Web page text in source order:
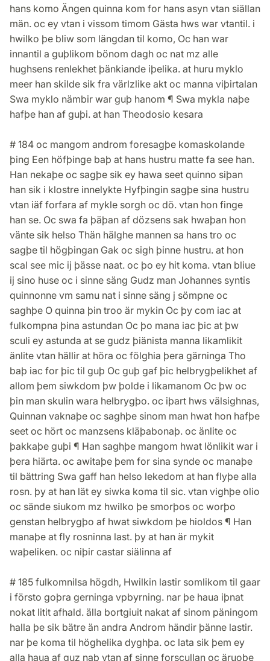
hans komo Ängen quinna kom for hans asyn vtan siällan
män. oc ey vtan i vissom timom Gästa hws war vtantil. i
hwilko þe bliw som längdan til komo, Oc han war
innantil a guþlikom bönom dagh oc nat mz alle
hughsens renlekhet þänkiande iþelika. at huru myklo
meer han skilde sik fra värlzlike akt oc manna viþirtalan
Swa myklo nämbir war guþ hanom ¶ Swa mykla naþe
hafþe han af guþi. at han Theodosio kesara
# 184 oc mangom androm foresagþe komaskolande
þing Een höfþinge baþ at hans hustru matte fa see han.
Han nekaþe oc sagþe sik ey hawa seet quinno siþan
han sik i klostre innelykte Hyfþingin sagþe sina hustru
vtan iäf forfara af mykle sorgh oc dö. vtan hon finge
han se. Oc swa fa þäþan af dözsens sak hwaþan hon
vänte sik helso Thän hälghe mannen sa hans tro oc
sagþe til högþingan Gak oc sigh þinne hustru. at hon
scal see mic ij þässe naat. oc þo ey hit koma. vtan bliue
ij sino huse oc i sinne säng Gudz man Johannes syntis
quinnonne vm samu nat i sinne säng j sömpne oc
saghþe O quinna þin troo är mykin Oc þy com iac at
fulkompna þina astundan Oc þo mana iac þic at þw
sculi ey astunda at se gudz þiänista manna likamlikit
änlite vtan hällir at höra oc fölghia þera gärninga Tho
baþ iac for þic til guþ Oc guþ gaf þic helbrygþelikhet af
allom þem siwkdom þw þolde i likamanom Oc þw oc
þin man skulin wara helbrygþo. oc iþart hws välsighnas,
Quinnan vaknaþe oc saghþe sinom man hwat hon hafþe
seet oc hört oc manzsens kläþabonaþ. oc änlite oc
þakkaþe guþi ¶ Han saghþe mangom hwat lönlikit war i
þera hiärta. oc awitaþe þem for sina synde oc manaþe
til bättring Swa gaff han helso lekedom at han flyþe alla
rosn. þy at han lät ey siwka koma til sic. vtan vighþe olio
oc sände siukom mz hwilko þe smorþos oc worþo
genstan helbrygþo af hwat siwkdom þe hioldos ¶ Han
manaþe at fly rosninna last. þy at han är mykit
waþeliken. oc niþir castar siälinna af
# 185 fulkomnilsa högdh, Hwilkin lastir somlikom til gaar
i försto goþra gerninga vpbyrning. nar þe haua iþnat
nokat litit afhald. älla bortgiuit nakat af sinom päningom
halla þe sik bätre än andra Androm händir þänne lastir.
nar þe koma til höghelika dyghþa. oc lata sik þem ey
alla haua af guz naþ vtan af sinne forscullan oc äruoþe